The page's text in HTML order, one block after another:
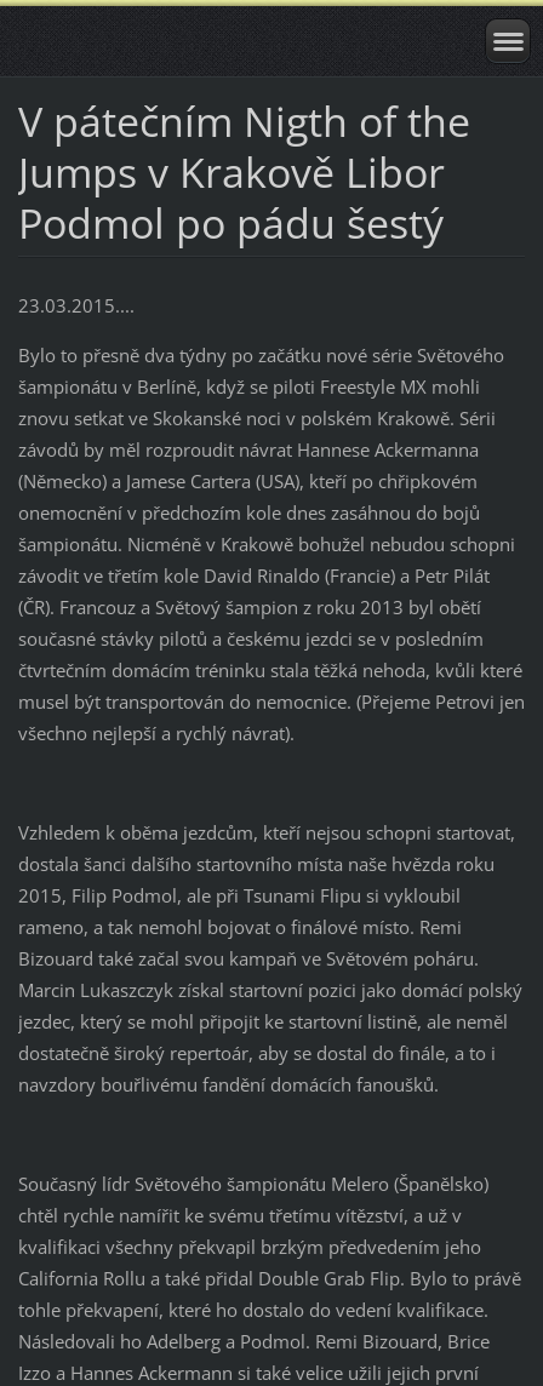
V pátečním Nigth of the
Jumps v Krakově Libor
Podmol po pádu šestý
23.03.2015....
Bylo to přesně dva týdny po začátku nové série Světového
šampionátu v Berlíně, když se piloti Freestyle MX mohli
znovu setkat ve Skokanské noci v polském Krakowě. Sérii
závodů by měl rozproudit návrat Hannese Ackermanna
(Německo) a Jamese Cartera (USA), kteří po chřipkovém
onemocnění v předchozím kole dnes zasáhnou do bojů
šampionátu. Nicméně v Krakowě bohužel nebudou schopni
závodit ve třetím kole David Rinaldo (Francie) a Petr Pilát
(ČR). Francouz a Světový šampion z roku 2013 byl obětí
současné stávky pilotů a českému jezdci se v posledním
čtvrtečním domácím tréninku stala těžká nehoda, kvůli které
musel být transportován do nemocnice. (Přejeme Petrovi jen
všechno nejlepší a rychlý návrat).
Vzhledem k oběma jezdcům, kteří nejsou schopni startovat,
dostala šanci dalšího startovního místa naše hvězda roku
2015, Filip Podmol, ale při Tsunami Flipu si vykloubil
rameno, a tak nemohl bojovat o finálové místo. Remi
Bizouard také začal svou kampaň ve Světovém poháru.
Marcin Lukaszczyk získal startovní pozici jako domácí polský
jezdec, který se mohl připojit ke startovní listině, ale neměl
dostatečně široký repertoár, aby se dostal do finále, a to i
navzdory bouřlivému fandění domácích fanoušků.
Současný lídr Světového šampionátu Melero (Španělsko)
chtěl rychle namířit ke svému třetímu vítězství, a už v
kvalifikaci všechny překvapil brzkým předvedením jeho
California Rollu a také přidal Double Grab Flip. Bylo to právě
tohle překvapení, které ho dostalo do vedení kvalifikace.
Následovali ho Adelberg a Podmol. Remi Bizouard, Brice
Izzo a Hannes Ackermann si také velice užili jejich první